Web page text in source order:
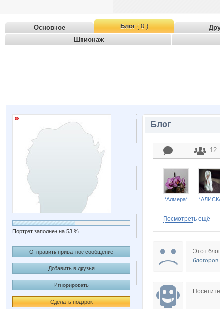
Основное Блог( 0 )
Шпионаж
Портрет заполнен на 53 %
Отправить приватное сообщение
Добавить в друзья
Игнорировать
Сделать подарок
Блог
12
*Алмера*
NASIK
Посмотреть ещё
Этот
блогеров.